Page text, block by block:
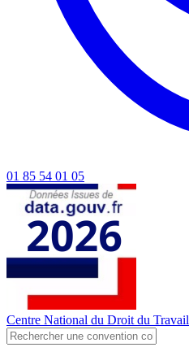
01 85 54 01 05
Centre National du Droit du Travail